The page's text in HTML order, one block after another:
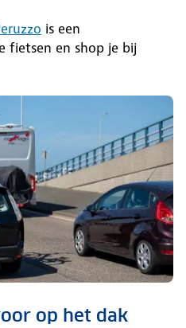
is een
fietsen en shop je bij
op het dak